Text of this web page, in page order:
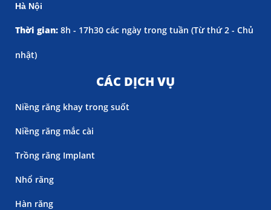
Hà Nội
Thời gian: 8h - 17h30 các ngày trong tuần (Từ thứ 2 - Chủ
nhật)
CÁC DỊCH VỤ
Niềng răng khay trong suốt
Niềng răng mắc cài
Trồng răng Implant
Nhổ răng
Hàn răng